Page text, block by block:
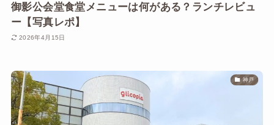
御影公会堂食堂メニューは何がある？ランチレビュ
ー【写真レポ】
2026年4月15日
神戸